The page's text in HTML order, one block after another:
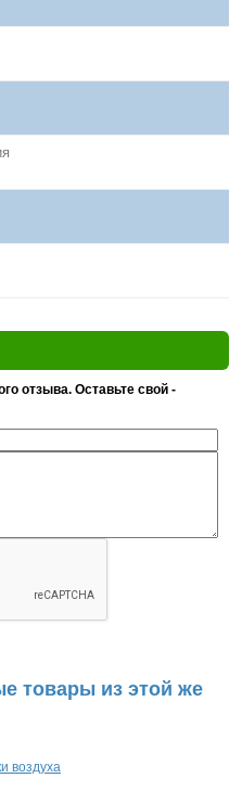
отзыва. Оставьте свой -
товары из этой же
воздуха